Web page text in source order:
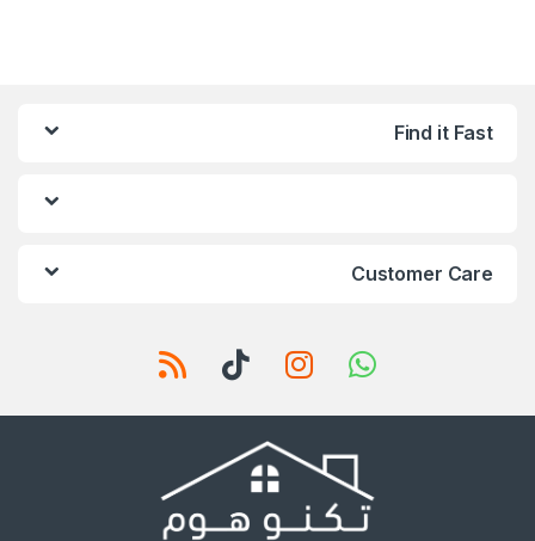
Find it Fast
Customer Care